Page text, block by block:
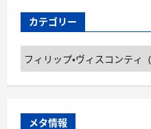
カテゴリー
カ
テ
ゴ
ー
メタ情報